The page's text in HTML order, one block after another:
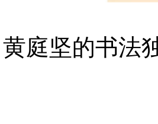
黄庭坚的书法